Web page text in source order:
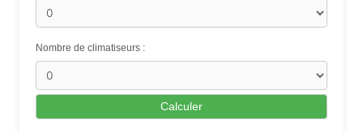
Nombre de climatiseurs :
Calculer